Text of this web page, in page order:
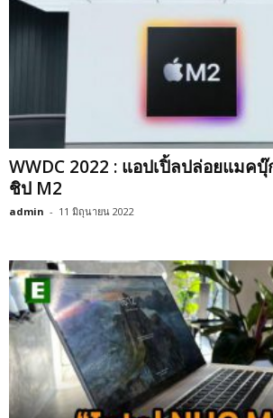
WWDC 2022 : แอปเปิ้ลปล่อยแมค
ชิป M2
admin - 11 มิถุนายน 2022